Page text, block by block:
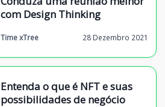
com Design Thinking
Time xTree 28 Dezembro 2021
Entenda o que é NFT e suas
possibilidades de negócio